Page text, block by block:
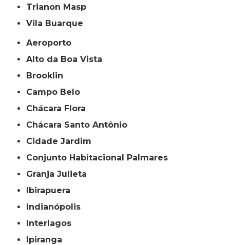
Trianon Masp
Vila Buarque
Aeroporto
Alto da Boa Vista
Brooklin
Campo Belo
Chácara Flora
Chácara Santo Antônio
Cidade Jardim
Conjunto Habitacional Palmares
Granja Julieta
Ibirapuera
Indianópolis
Interlagos
Ipiranga